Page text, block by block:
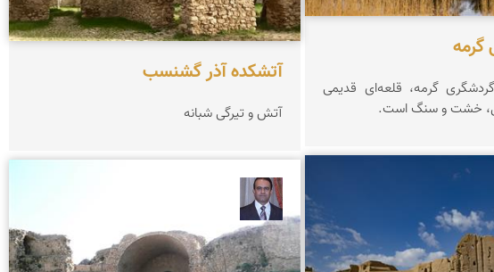
گرمه
گرمه، قلعه‌ای قدیمی
خشت و سنگ است.
آتشكده آذر گشنسب
آتش و تیرگی شبانه